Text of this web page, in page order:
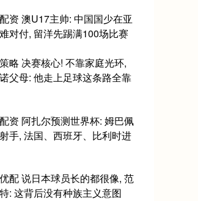
资 澳U17主帅: 中国国少在亚
对付, 留洋先踢满100场比赛
略 决赛核心! 不靠家庭光环,
父母: 他走上足球这条路全靠
资 阿扎尔预测世界杯: 姆巴佩
手, 法国、西班牙、比利时进
配 说日本球员长的都很像, 范
: 这背后没有种族主义意图